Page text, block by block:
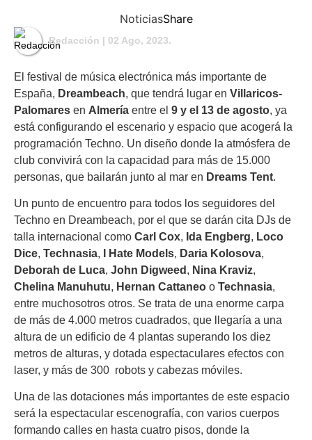
NoticiasShare
Redacción | 02 Ago, 2023.
El festival de música electrónica más importante de
España, Dreambeach, que tendrá lugar en Villaricos-
Palomares en Almería entre el 9 y el 13 de agosto, ya
está configurando el escenario y espacio que acogerá la
programación Techno. Un diseño donde la atmósfera de
club convivirá con la capacidad para más de 15.000
personas, que bailarán junto al mar en Dreams Tent.
Un punto de encuentro para todos los seguidores del
Techno en Dreambeach, por el que se darán cita DJs de
talla internacional como Carl Cox, Ida Engberg, Loco
Dice, Technasia, I Hate Models, Daria Kolosova,
Deborah de Luca, John Digweed , Nina Kraviz,
Chelina Manuhutu, Hernan Cattaneo o Technasia,
entre muchosotros otros. Se trata de una enorme carpa
de más de 4.000 metros cuadrados, que llegaría a una
altura de un edificio de 4 plantas superando los diez
metros de alturas, y dotada espectaculares efectos con
laser, y más de 300 robots y cabezas móviles.
Una de las dotaciones más importantes de este espacio
será la espectacular escenografía, con varios cuerpos
formando calles en hasta cuatro pisos, donde la